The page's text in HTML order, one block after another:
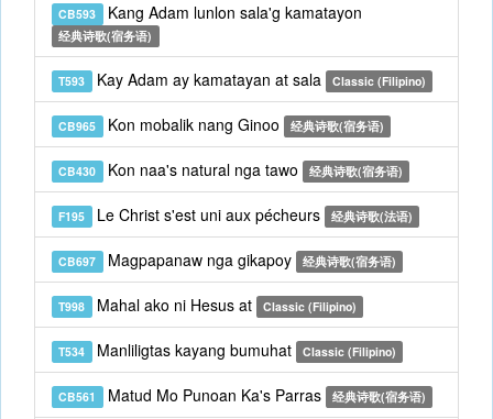
CB593 Kang Adam lunlon sala'g kamatayon
经典诗歌(宿务语)
T593 Kay Adam ay kamatayan at sala Classic (Filipino)
CB965 Kon mobalik nang Ginoo 经典诗歌(宿务语)
CB430 Kon naa's natural nga tawo 经典诗歌(宿务语)
F195 Le Christ s'est uni aux pécheurs 经典诗歌(法语)
CB697 Magpapanaw nga gikapoy 经典诗歌(宿务语)
T998 Mahal ako ni Hesus at Classic (Filipino)
T534 Manliligtas kayang bumuhat Classic (Filipino)
CB561 Matud Mo Punoan Ka's Parras 经典诗歌(宿务语)